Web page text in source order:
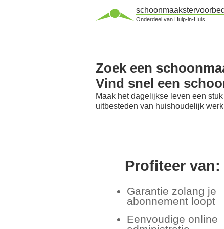
Onderdeel van Hulp-in-Huis
Zoek een
Vind snel een
Maak het dagelijkse leven een
uitbesteden van huishoudelijk
Profiteer van:
Garantie zolang je
abonnement loopt
Eenvoudige online